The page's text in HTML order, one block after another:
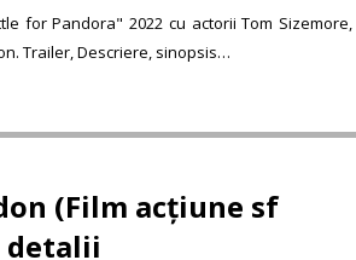
for Pandora" 2022 cu actorii Tom Sizemore,
Trailer, Descriere, sinopsis…
(Film acțiune sf
detalii